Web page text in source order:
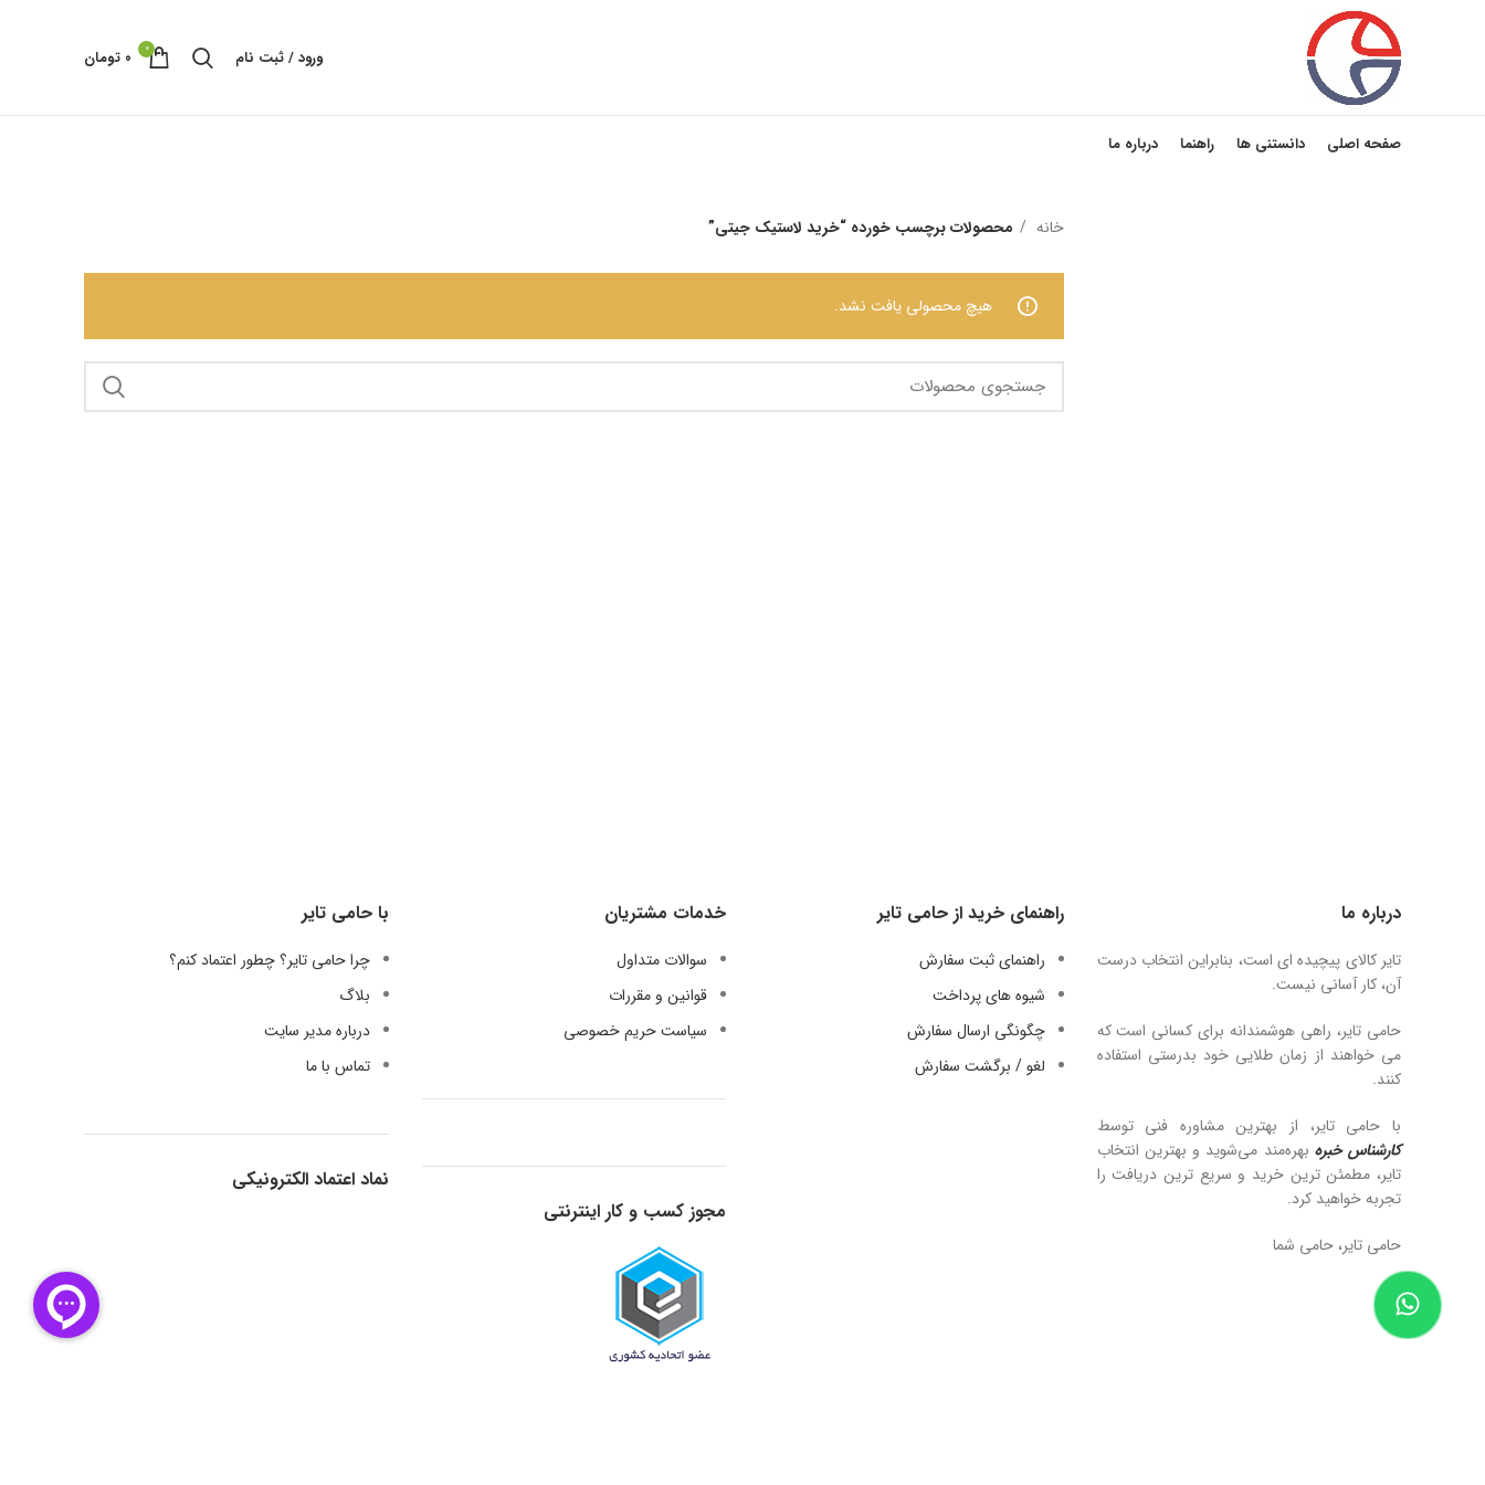
ورود / ثبت نام 0 ۰ تومان
صفحه اصلی دانستنی ها راهنما درباره ما
خانه محصولات برچسب خورده “خرید لاستیک جیتی”
هیچ محصولی یافت نشد.
درباره ما
تایر کالای پیچیده ای است، بنابراین انتخاب درست
آن، کار آسانی نیست.
حامی تایر، راهی هوشمندانه برای کسانی است که
می خواهند از زمان طلایی خود بدرستی استفاده
کنند.
با حامی تایر، از بهترین مشاوره فنی توسط
کارشناس خبره بهره‌مند می‌شوید و بهترین انتخاب
تایر، مطمئن ترین خرید و سریع ترین دریافت را
تجربه خواهید کرد.
حامی تایر، حامی شما
راهنمای خرید از حامی تایر
راهنمای ثبت سفارش
شیوه های پرداخت
چگونگی ارسال سفارش
لغو / برگشت سفارش
خدمات مشتریان
سوالات متداول
قوانین و مقررات
سیاست حریم خصوصی
مجوز کسب و کار اینترنتی
با حامی تایر
چرا حامی تایر؟ چطور اعتماد کنم؟
بلاگ
درباره مدیر سایت
تماس با ما
نماد اعتماد الکترونیکی